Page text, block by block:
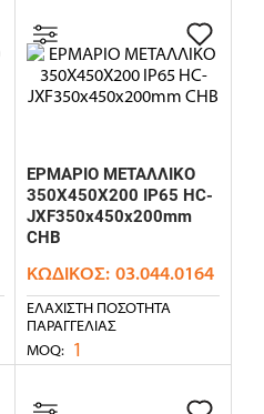
ΕΡΜΑΡΙΟ ΜΕΤΑΛΛΙΚΟ
350X450X200 IP65 HC-
JXF350x450x200mm
CHB
ΚΩΔΙΚΌΣ: 03.044.0164
ΕΛΆΧΙΣΤΗ ΠΟΣΌΤΗΤΑ
ΠΑΡΑΓΓΕΛΊΑΣ
MOQ: 1